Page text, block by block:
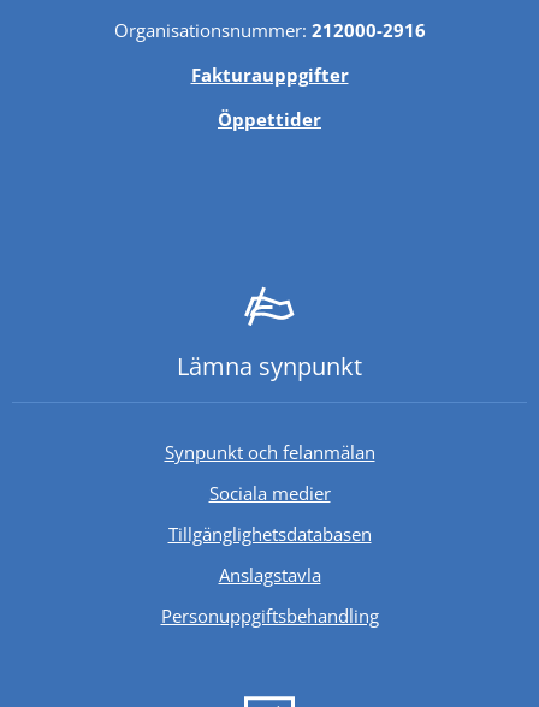
Organisationsnummer: 212000-2916
Fakturauppgifter
Öppettider
Lämna synpunkt
Synpunkt och felanmälan
Sociala medier
TillgänglighetsdatabasenLänk till annan
Anslagstavla
Personuppgiftsbehandling